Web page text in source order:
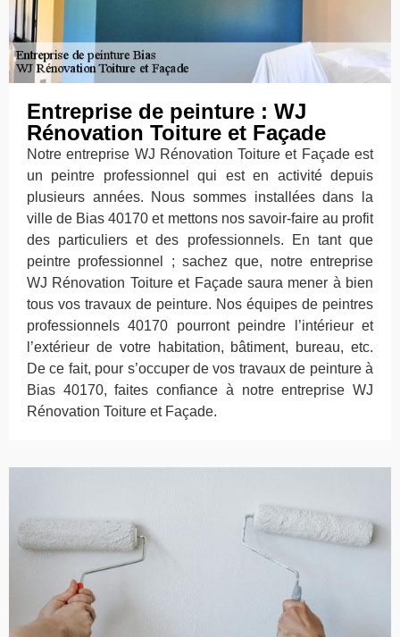
Entreprise de peinture : WJ
Rénovation Toiture et Façade
Notre entreprise WJ Rénovation Toiture et Façade est
un peintre professionnel qui est en activité depuis
plusieurs années. Nous sommes installées dans la
ville de Bias 40170 et mettons nos savoir-faire au profit
des particuliers et des professionnels. En tant que
peintre professionnel ; sachez que, notre entreprise
WJ Rénovation Toiture et Façade saura mener à bien
tous vos travaux de peinture. Nos équipes de peintres
professionnels 40170 pourront peindre l’intérieur et
l’extérieur de votre habitation, bâtiment, bureau, etc.
De ce fait, pour s’occuper de vos travaux de peinture à
Bias 40170, faites confiance à notre entreprise WJ
Rénovation Toiture et Façade.